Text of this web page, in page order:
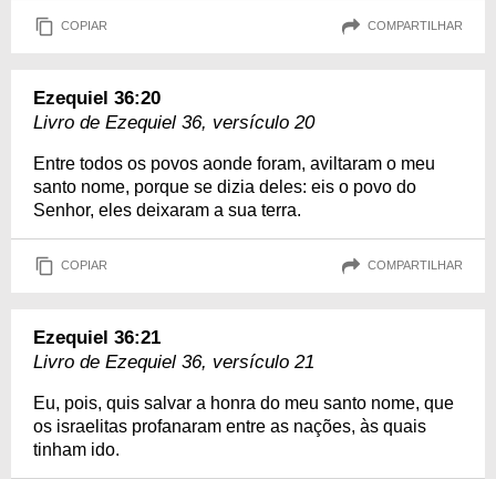
COPIAR COMPARTILHAR
Ezequiel 36:20
Livro de Ezequiel 36, versículo 20
Entre todos os povos aonde foram, aviltaram o meu
santo nome, porque se dizia deles: eis o povo do
Senhor, eles deixaram a sua terra.
COPIAR COMPARTILHAR
Ezequiel 36:21
Livro de Ezequiel 36, versículo 21
Eu, pois, quis salvar a honra do meu santo nome, que
os israelitas profanaram entre as nações, às quais
tinham ido.